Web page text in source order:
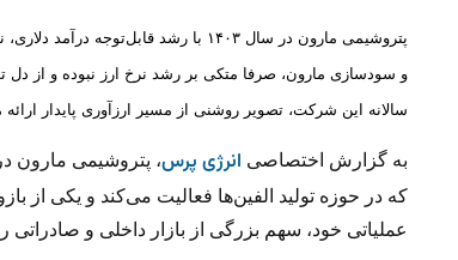
پتروشیمی مارون در سال ۱۴۰۳ با رشد
سالانه این شرکت، تصویر روشنی از مسیر ارزآوری پایدار
به گزارش اختصاصی انرژی پرس
که در حوزه تولید الفین‌ها فعالیت می‌کند و یکی
عملیاتی خود، سهم بزرگی از بازار داخلی و صادراتی